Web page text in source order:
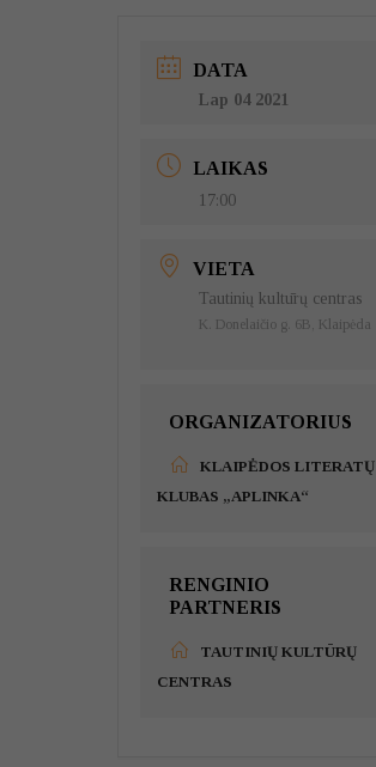
DATA
Lap 04 2021
LAIKAS
17:00
VIETA
Tautinių kultūrų centras
K. Donelaičio g. 6B, Klaipėda
ORGANIZATORIUS
KLAIPĖDOS LITERATŲ
KLUBAS „APLINKA“
RENGINIO
PARTNERIS
TAUTINIŲ KULTŪRŲ
CENTRAS